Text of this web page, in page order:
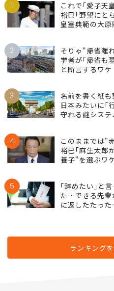
1
これで｢愛子天
裕巳｢野望にと
皇室典範の大原
2
そりゃ"帰省離
学者が｢帰省も
と断言するワケ
3
名前を書く紙
日本みたいに｢
守れる謎システ
4
このままでは"
裕巳｢麻生太郎
養子"を選ぶワ
5
｢辞めたい｣と
た…できる先輩
に返したたった
ランキング